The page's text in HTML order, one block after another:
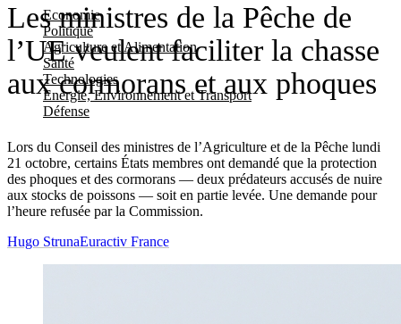
Economie
Politique
Agriculture et Alimentation
Santé
Technologies
Energie, Environnement et Transport
Défense
Les ministres de la Pêche de
l’UE veulent faciliter la chasse
aux cormorans et aux phoques
Lors du Conseil des ministres de l’Agriculture et de la Pêche lundi
21 octobre, certains États membres ont demandé que la protection
des phoques et des cormorans — deux prédateurs accusés de nuire
aux stocks de poissons — soit en partie levée. Une demande pour
l’heure refusée par la Commission.
Hugo StrunaEuractiv France